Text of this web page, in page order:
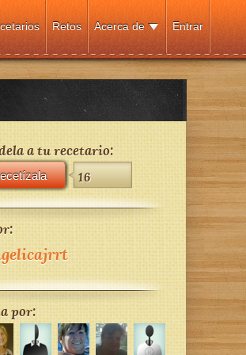
Entrar
Acerca de
Retos
a tu recetario:
16
por: